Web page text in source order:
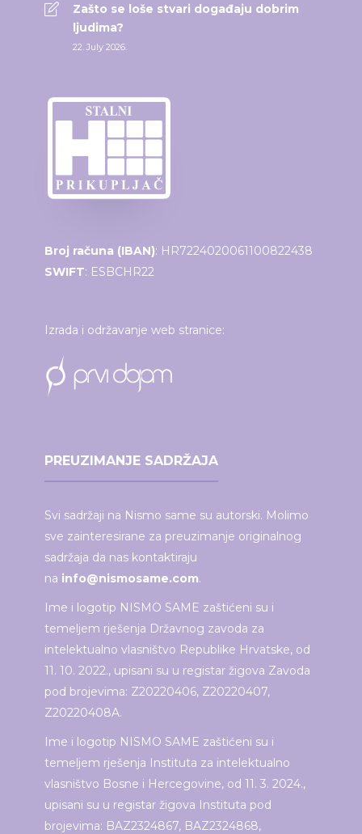
Zašto se loše stvari događaju dobrim
ljudima?
22. July 2026.
Broj računa (IBAN): HR7224020061100822438
SWIFT: ESBCHR22
Izrada i održavanje web stranice:
PREUZIMANJE SADRŽAJA
Svi sadržaji na Nismo same su autorski. Molimo
sve zainteresirane za preuzimanje originalnog
sadržaja da nas kontaktiraju
na info@nismosame.com.
Ime i logotip NISMO SAME zaštićeni su i
temeljem rješenja Državnog zavoda za
intelektualno vlasništvo Republike Hrvatske, od
11. 10. 2022., upisani su u registar žigova Zavoda
pod brojevima: Z20220406, Z20220407,
Z20220408A.
Ime i logotip NISMO SAME zaštićeni su i
temeljem rješenja Instituta za intelektualno
vlasništvo Bosne i Hercegovine, od 11. 3. 2024.,
upisani su u registar žigova Instituta pod
brojevima: BAZ2324867, BAZ2324868,